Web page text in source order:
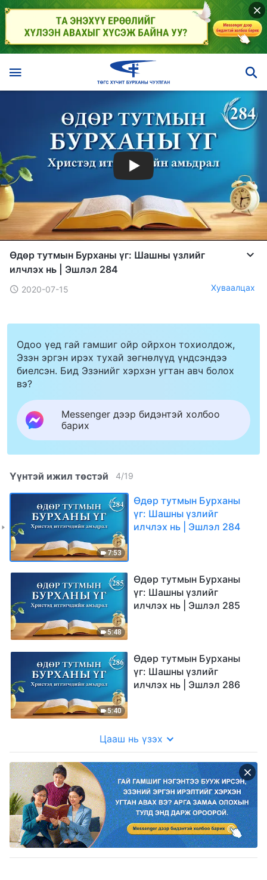
Өдөр тутмын Бурханы үг: Шашны үзлийг
илчлэх нь | Эшлэл 284
2020-07-15 Хуваалцах
Одоо үед гай гамшиг ойр ойрхон тохиолдож,
Эзэн эргэн ирэх тухай зөгнөлүүд үндсэндээ
биелсэн. Бид Эзэнийг хэрхэн угтан авч болох
вэ?
Messenger дээр бидэнтэй холбоо
барих
Үүнтэй ижил төстэй 4/19
7:53
Өдөр тутмын Бурханы
үг: Шашны үзлийг
илчлэх нь | Эшлэл 284
5:48
Өдөр тутмын Бурханы
үг: Шашны үзлийг
илчлэх нь | Эшлэл 285
5:40
Өдөр тутмын Бурханы
үг: Шашны үзлийг
илчлэх нь | Эшлэл 286
Цааш нь үзэх